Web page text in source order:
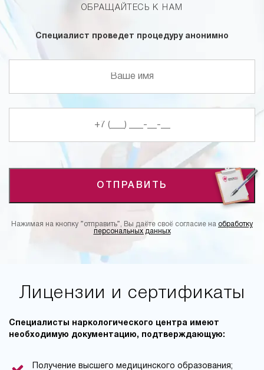
ОБРАЩАЙТЕСЬ К НАМ
Специалист проведет процедуру анонимно
ОТПРАВИТЬ
Нажимая на кнопку ”отправить”, Вы даёте своё согласие на обработку
персональных данных
Лицензии и сертификаты
Специалисты наркологического центра имеют
необходимую документацию, подтверждающую:
Получение высшего медицинского образования;